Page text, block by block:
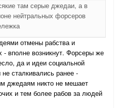
там серые джедаи, а в
нейтральных форсеров
отмены рабства и
вполне возникнут. Форсеры же
да и идеи социальной
сталкивались ранее -
джедаям никто не мешает
и тем более рабов за людей